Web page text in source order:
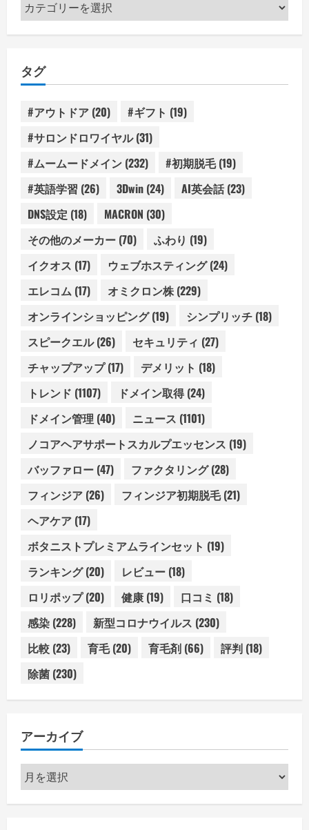
テ
ー
タグ
#アウトドア (20) #ギフト (19)
#サロンドロワイヤル(31)
#ムームードメイン (232) #初期脱毛(19)
#英語学習 (26) 3Dwin (24) AI英会話(23)
DNS設定 (18) MACRON (30)
その他のメーカー (70) ふわり (19)
イクオス (17) ウェブホスティング(24)
エレコム (17) オミクロン株(229)
オンラインショッピング(19) シンプリッチ (18)
スピークエル(26) セキュリティ (27)
チャップアップ(17) デメリット (18)
トレンド (1107) ドメイン取得(24)
ドメイン管理 (40) ニュース (1101)
ノコアヘアサポートスカルプエッセンス (19)
バッファロー (47) ファクタリング(28)
フィンジア (26) フィンジア初期脱毛(21)
ヘアケア (17)
ボタニストプレミアムラインセット (19)
ランキング(20) レビュー (18)
ロリポップ(20) 健康 (19) 口コミ (18)
感染 (228) 新型コロナウイルス (230)
比較 (23) 育毛(20) 育毛剤 (66) 評判 (18)
除菌 (230)
アーカイブ
ア
ー